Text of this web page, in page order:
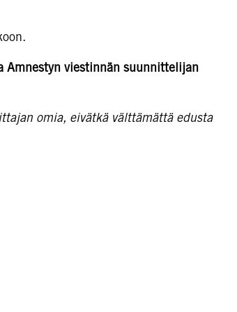
Amnestyn viestinnän suunnittelijan
omia, eivätkä välttämättä edusta